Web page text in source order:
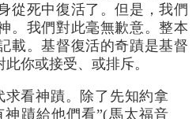
從死中復活了。但是，我們
。我們對此毫無歉意。整本
載。基督復活的奇蹟是基督
你或接受、或排斥。
求看神蹟。除了先知約拿
蹟給他們看”(馬太福音